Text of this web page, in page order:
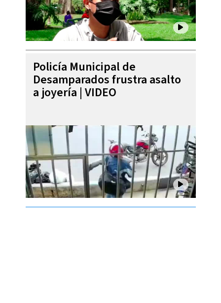
Policía Municipal de
Desamparados frustra asalto
a joyería | VIDEO